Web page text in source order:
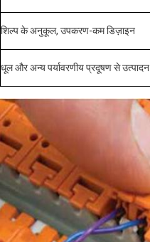
शिल्प के अनुकूल, उपकरण-कम डिज़ाइन
धूल और अन्य पर्यावरणीय प्रदूषण से उत्पादन